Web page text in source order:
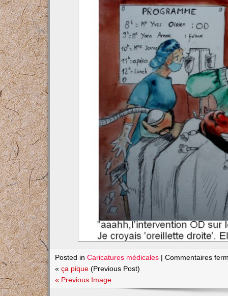
Posted inCaricatures médicales |Commentaires
«ça pique (Previous Post)
« Previous Image